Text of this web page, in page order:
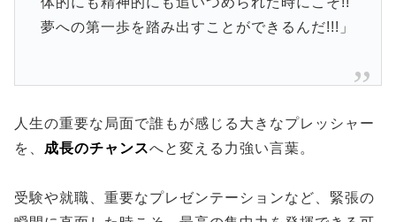
夢への第一歩を踏み出すことができるんだ!!!」
人生の重要な局面で誰もが感じる大きなプレッシャー
を、 成長のチャンスへと変える力強い言葉。
受験や就職、重要なプレゼンテーションなど、緊張の